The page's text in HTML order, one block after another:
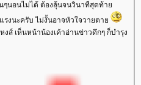
ๆนอนไม่ได้ ต้องลุ้นจนวินาทีสุดท้า
รงนะครับ ไม่งั้นอาจหัวใจวายตา
ส์ เห็นหน้าน้องเค้าอ่านข่าวดึกๆ ก็บำรุง